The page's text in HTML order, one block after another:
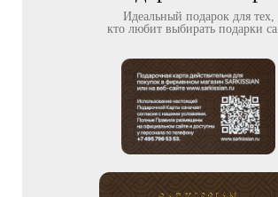
Идеальный подарок для тех,
кто любит выбирать подарки